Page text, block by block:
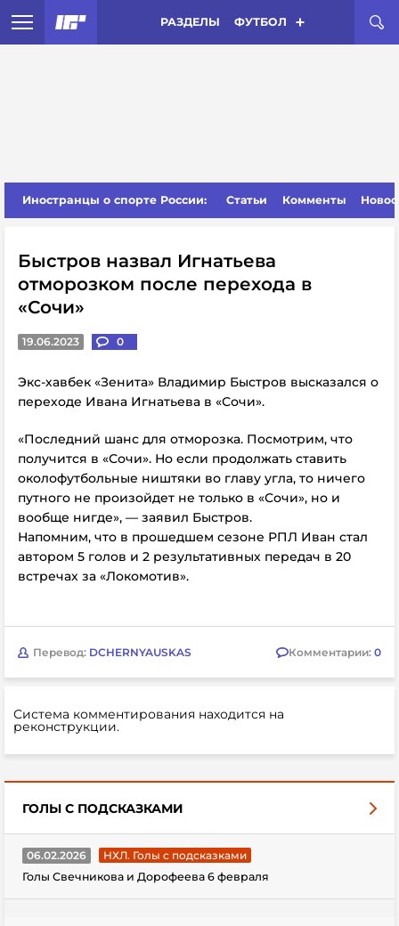
РАЗДЕЛЫ ФУТБОЛ
Иностранцы о спорте России: Статьи Комменты
Быстров назвал Игнатьева
отморозком после перехода в
«Сочи»
19.06.2023 0
Экс-хавбек «Зенита» Владимир Быстров высказался о
переходе Ивана Игнатьева в «Сочи».
«Последний шанс для отморозка. Посмотрим, что
получится в «Сочи». Но если продолжать ставить
околофутбольные ништяки во главу угла, то ничего
путного не произойдет не только в «Сочи», но и
вообще нигде», — заявил Быстров.
Напомним, что в прошедшем сезоне РПЛ Иван стал
автором 5 голов и 2 результативных передач в 20
встречах за «Локомотив».
Перевод: DCHERNYAUSKAS Комментарии: 0
Система комментирования находится на
реконструкции.
ГОЛЫ С ПОДСКАЗКАМИ
06.02.2026
НХЛ. Голы с подсказками
Голы Свечникова и Дорофеева 6 февраля